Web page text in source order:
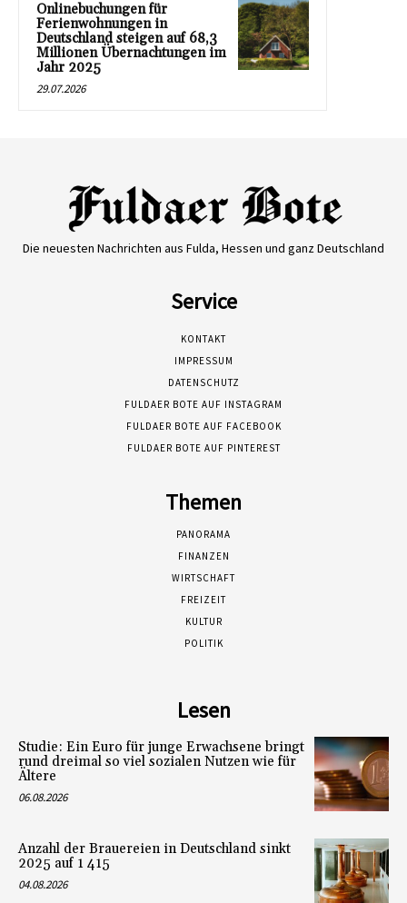
Onlinebuchungen für
Ferienwohnungen in
Deutschland steigen auf 68,3
Millionen Übernachtungen im
Jahr 2025
29.07.2026
Die neuesten Nachrichten aus Fulda, Hessen und ganz Deutschland
Service
KONTAKT
IMPRESSUM
DATENSCHUTZ
FULDAER BOTE AUF INSTAGRAM
FULDAER BOTE AUF FACEBOOK
FULDAER BOTE AUF PINTEREST
Themen
PANORAMA
FINANZEN
WIRTSCHAFT
FREIZEIT
KULTUR
POLITIK
Lesen
Studie: Ein Euro für junge Erwachsene bringt
rund dreimal so viel sozialen Nutzen wie für
Ältere
06.08.2026
Anzahl der Brauereien in Deutschland sinkt
2025 auf 1 415
04.08.2026